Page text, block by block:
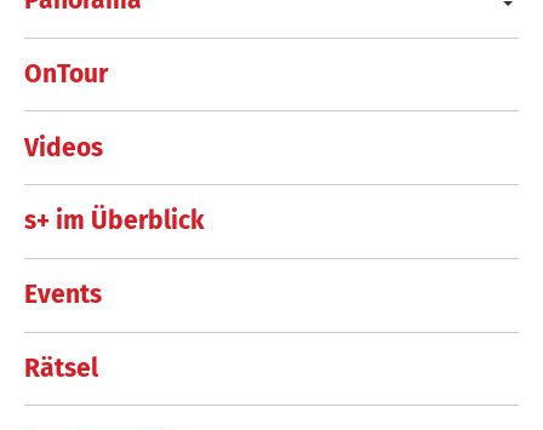
OnTour
Videos
s+ im Überblick
Events
Rätsel